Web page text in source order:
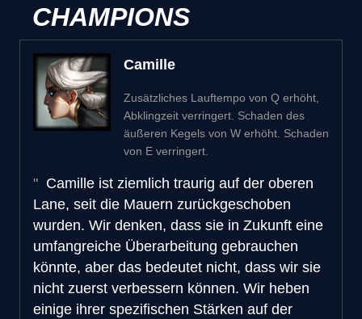
CHAMPIONS
Camille
Zusätzliches Lauftempo von Q erhöht,
Abklingzeit verringert. Schaden des
äußeren Kegels von W erhöht. Schaden
von E verringert.
Camille ist ziemlich traurig auf der oberen
Lane, seit die Mauern zurückgeschoben
wurden. Wir denken, dass sie in Zukunft eine
umfangreiche Überarbeitung gebrauchen
könnte, aber das bedeutet nicht, dass wir sie
nicht zuerst verbessern können. Wir heben
einige ihrer spezifischen Stärken auf der